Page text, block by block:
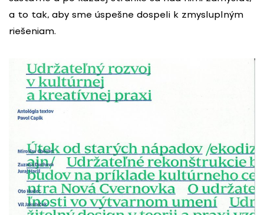
a to tak, aby sme úspešne dospeli k zmysluplným
riešeniam.